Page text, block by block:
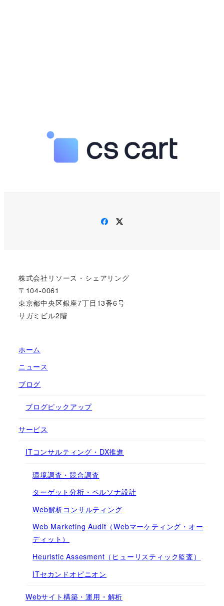
Facebook
株式会社リソース・シェアリング
〒104-0061
東京都中央区銀座7丁目13番6号
サガミビル2階
ホーム
ニュース
ブログ
ブログピックアップ
サービス
ITコンサルティング・DX推進
環境調査・競合調査
ターゲット分析・ペルソナ設計
Web解析コンサルティング
Web Marketing Audit（Webマーケティング・オー
ディット）
Heuristic Assesment（ヒューリスティック監査）
ITセカンドオピニオン
Webサイト構築・運用・解析